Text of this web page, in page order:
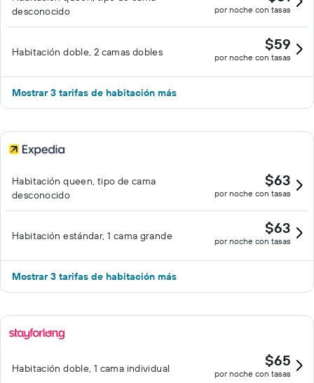
desconocido
por noche con tasas
Habitación doble, 2 camas dobles $59
por noche con tasas
Mostrar 3 tarifas de habitación más
Habitación queen, tipo de cama
desconocido
$63
por noche con tasas
Habitación estándar, 1 cama grande $63
por noche con tasas
Mostrar 3 tarifas de habitación más
Habitación doble, 1 cama individual $65
por noche con tasas